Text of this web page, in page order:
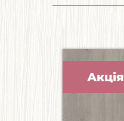
Акція